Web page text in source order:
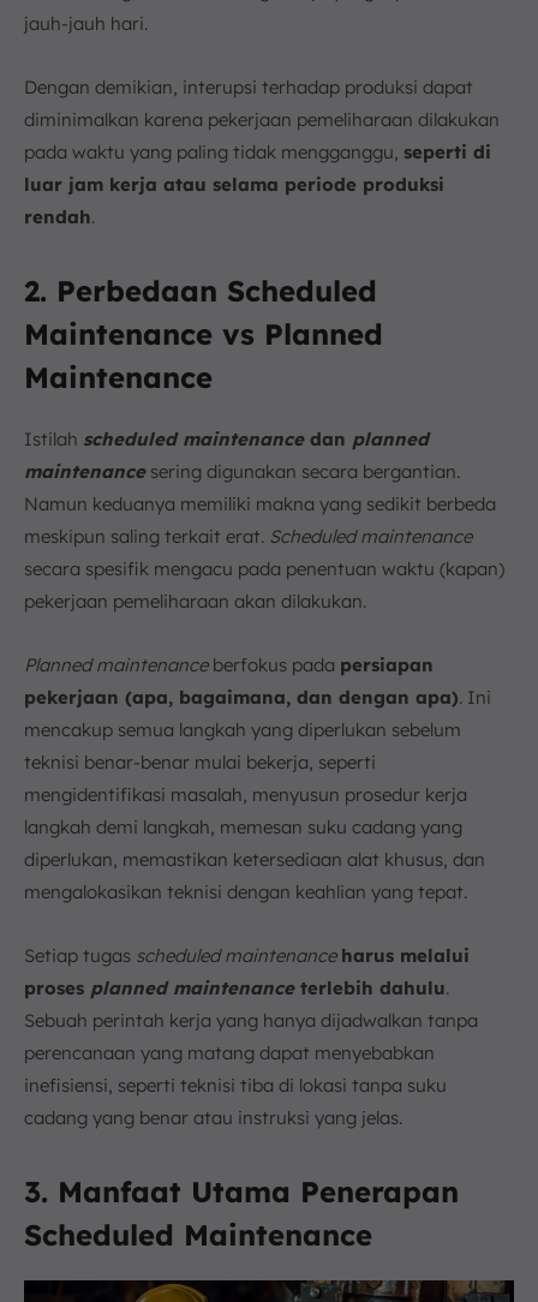
jauh-jauh hari.
Dengan demikian, interupsi terhadap produksi dapat
diminimalkan karena pekerjaan pemeliharaan dilakukan
pada waktu yang paling tidak mengganggu, seperti di
luar jam kerja atau selama periode produksi
rendah.
2. Perbedaan Scheduled
Maintenance vs Planned
Maintenance
Istilah scheduled maintenancedan planned
maintenancesering digunakan secara bergantian.
Namun keduanya memiliki makna yang sedikit berbeda
meskipun saling terkait erat. Scheduled maintenance
secara spesifik mengacu pada penentuan waktu (kapan)
pekerjaan pemeliharaan akan dilakukan.
Planned maintenanceberfokus pada persiapan
pekerjaan (apa, bagaimana, dan dengan apa). Ini
mencakup semua langkah yang diperlukan sebelum
teknisi benar-benar mulai bekerja, seperti
mengidentifikasi masalah, menyusun prosedur kerja
langkah demi langkah, memesan suku cadang yang
diperlukan, memastikan ketersediaan alat khusus, dan
mengalokasikan teknisi dengan keahlian yang tepat.
Setiap tugas scheduled maintenance harus melalui
proses planned maintenanceterlebih dahulu.
Sebuah perintah kerja yang hanya dijadwalkan tanpa
perencanaan yang matang dapat menyebabkan
inefisiensi, seperti teknisi tiba di lokasi tanpa suku
cadang yang benar atau instruksi yang jelas.
3. Manfaat Utama Penerapan
Scheduled Maintenance